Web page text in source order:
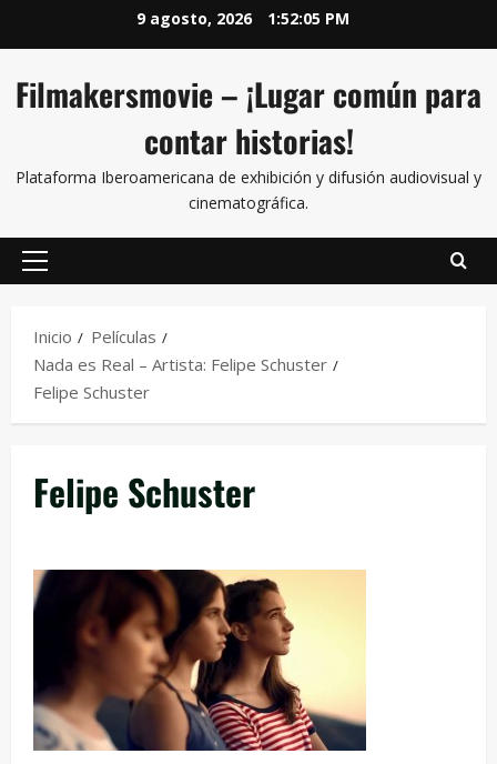
9 agosto, 2026 1:52:05 PM
Filmakersmovie – ¡Lugar común para
contar historias!
Plataforma Iberoamericana de exhibición y difusión audiovisual y
cinematográfica.
Inicio
Películas
Nada es Real – Artista: Felipe Schuster
Felipe Schuster
Felipe Schuster